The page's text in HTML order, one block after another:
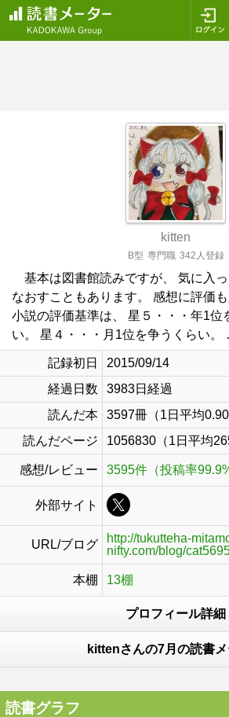
kitten
B型 専門職 342人登録
基本は図書館読みですが、 気に入
なおすこともあります。 感想に評価も
小説の評価基準は、 星５・・・年1位
い。 星４・・・月1位を争うくらい。
記録初日
2015/09/14
経過日数
3983日経過
読んだ本
3597冊（1日平均
読んだページ
1056830（1日平均
感想/レビュー 3595件（投稿率
外部サイト
URL/ブログ
http://tukutteha-
nifty.com/blog/
本棚 13棚
プロフィール詳細
kittenさんの7月の読書
読書グラフ